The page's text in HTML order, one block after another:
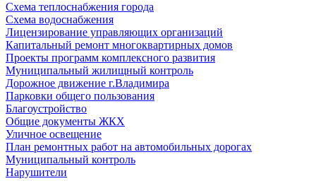
Схема теплоснабжения города
Схема водоснабжения
Лицензирование управляющих организаций
Капитальный ремонт многоквартирных домов
Проекты программ комплексного развития
Муниципальный жилищный контроль
Дорожное движение г.Владимира
Парковки общего пользования
Благоустройство
Общие документы ЖКХ
Уличное освещение
План ремонтных работ на автомобильных дорогах
Муниципальный контроль
Нарушители